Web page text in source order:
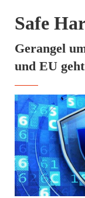
Safe
Gerangel
und EU